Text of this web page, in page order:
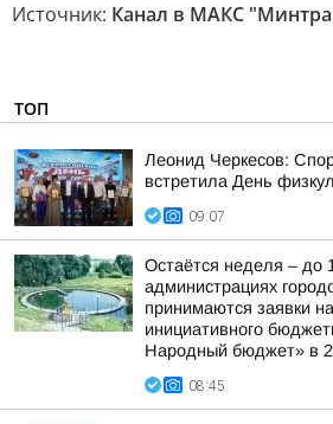
Источник: Канал в МАКС
ТОП
Леонид Черкесов:
встретила День
09:07
Остаётся неделя – до
администрациях
принимаются заявки
инициативного
Народный бюджет» в
08:45